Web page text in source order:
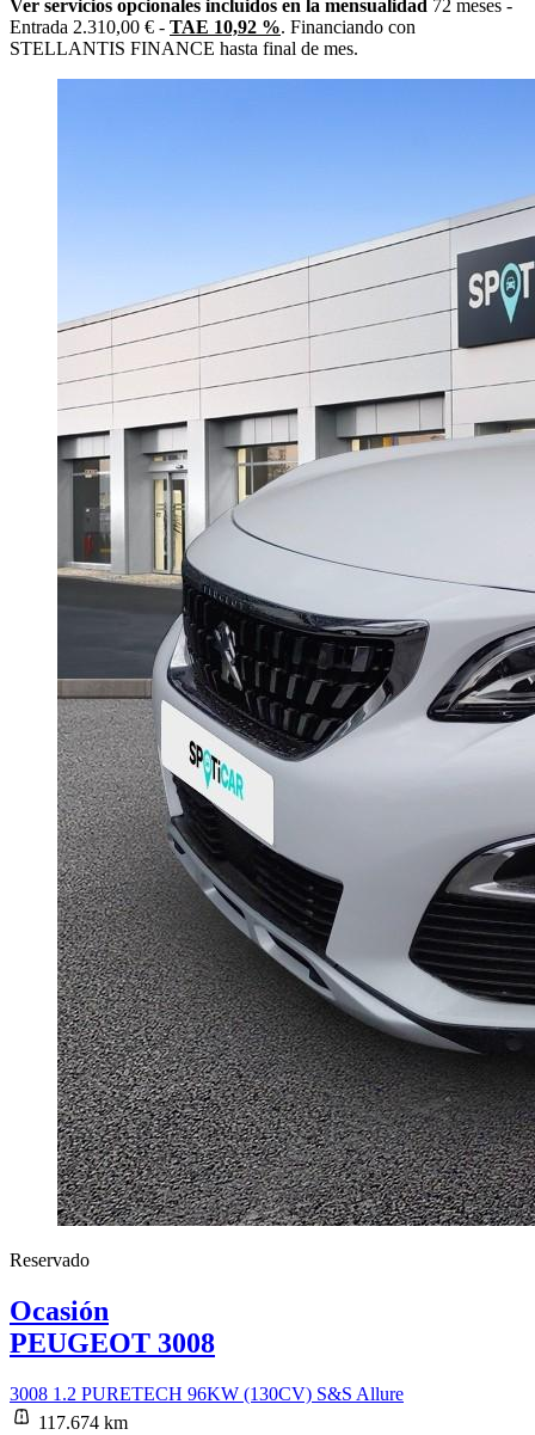
Ver servicios opcionales incluidos en la mensualidad 72 meses -
Entrada 2.310,00 € - TAE 10,92 %. Financiando con
STELLANTIS FINANCE hasta final de mes.
Reservado
Ocasión
PEUGEOT 3008
3008 1.2 PURETECH 96KW (130CV) S&S Allure
117.674 km